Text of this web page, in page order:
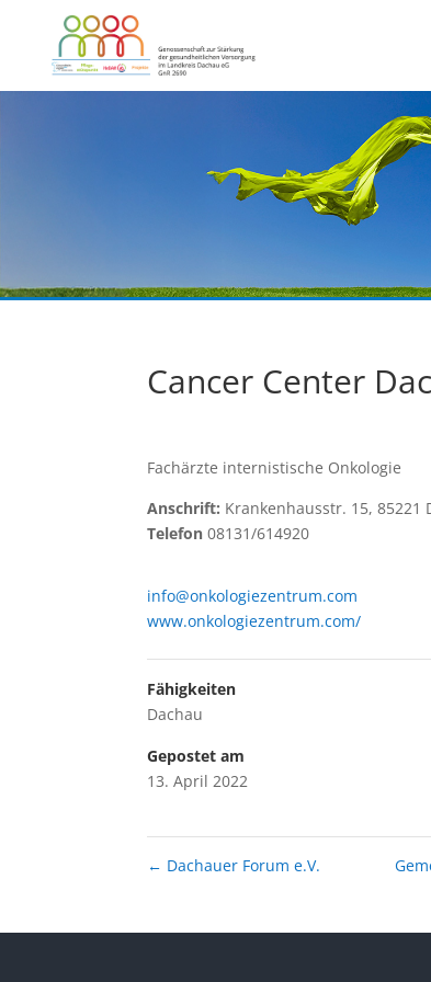
Cancer Center
Fachärzte internistische Onkologie
Anschrift: Krankenhausstr. 15, 85221
Telefon 08131/614920
info@onkologiezentrum.com
www.onkologiezentrum.com/
Fähigkeiten
Dachau
Gepostet am
13. April 2022
← Dachauer Forum e.V.